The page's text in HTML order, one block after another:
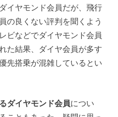
イヤモンド会員だが、飛行
の良くない評判を聞くよう
ビなどでダイヤモンド会員
た結果、ダイヤ会員が多す
先搭乗が混雑しているとい
ダイヤモンド会員につい